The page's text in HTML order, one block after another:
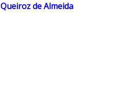
Queiroz de Almeida